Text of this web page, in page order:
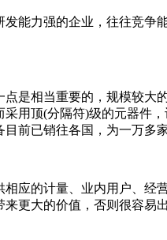
能力强的企业，往往竞
是相当重要的，规模较
用顶(分隔符)级的元器件
前已销往各国，为一万多
应的计量、业内用户、
更大的价值，否则很容易